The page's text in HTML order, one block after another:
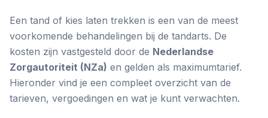
Een tand of kies laten trekken is een van de meest
voorkomende behandelingen bij de tandarts. De
kosten zijn vastgesteld door de Nederlandse
Zorgautoriteit (NZa) en gelden als maximumtarief.
Hieronder vind je een compleet overzicht van de
tarieven, vergoedingen en wat je kunt verwachten.